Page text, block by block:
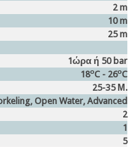
2 m
10 m
25 m
1ώρα ή 50 bar
18οC - 26οC
25-35 Μ.
Open Water, Advanced
2
1
5